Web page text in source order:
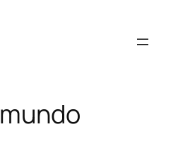
mundo